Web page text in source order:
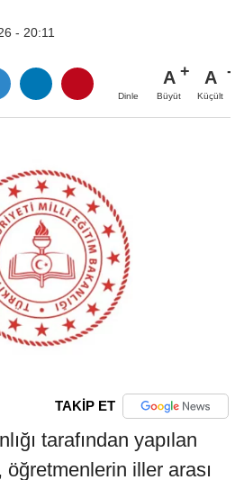
- 20:11
Dinle
A
Büyüt
A
Küçült
TAKİP ET
tarafından yapılan
öğretmenlerin iller arası